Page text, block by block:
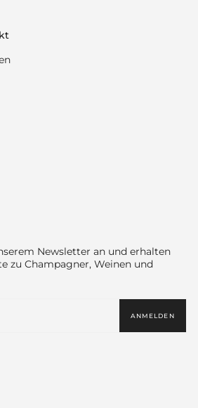
Newsletter an und erhalten
zu Champagner, Weinen und
ANMELDEN